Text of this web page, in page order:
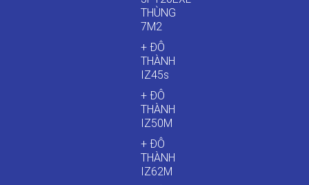
THÙNG
7M2
+ ĐÔ
THÀNH
IZ45s
+ ĐÔ
THÀNH
IZ50M
+ ĐÔ
THÀNH
IZ62M